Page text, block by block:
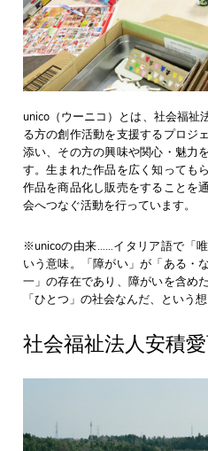
unico（ウーニコ）とは、社会福祉
る方の創作活動を支援するプロジ
添い、その方の興味や関心・魅力
す。生まれた作品を広く知っても
作品を商品化し販売をすることを
会へつなぐ活動を行っています。
※unicoの由来……イタリア語で「
いう意味。「障がい」が「ある・
一」の存在であり、障がいを含め
「ひとつ」の社会なんだ、という
社会福祉法人安積